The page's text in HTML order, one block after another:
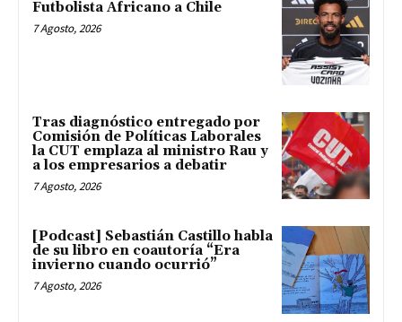
Futbolista Africano a Chile
7 Agosto, 2026
Tras diagnóstico entregado por
Comisión de Políticas Laborales
la CUT emplaza al ministro Rau y
a los empresarios a debatir
7 Agosto, 2026
[Podcast] Sebastián Castillo habla
de su libro en coautoría “Era
invierno cuando ocurrió”
7 Agosto, 2026